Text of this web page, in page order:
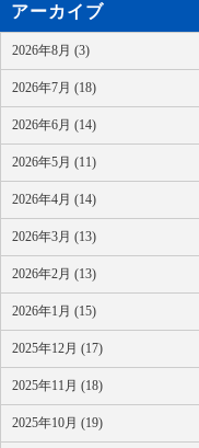
アーカイブ
2026年8月 (3)
2026年7月 (18)
2026年6月 (14)
2026年5月 (11)
2026年4月 (14)
2026年3月 (13)
2026年2月 (13)
2026年1月 (15)
2025年12月 (17)
2025年11月 (18)
2025年10月 (19)